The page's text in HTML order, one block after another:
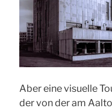
Aber eine visuelle
der von der am